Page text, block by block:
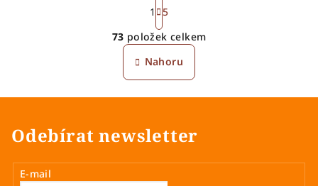
O
v
l
á
í
t
r
á
n
k
o
v
í
1
5
73 položek celkem
Nahoru
Odebírat newsletter
E-mail